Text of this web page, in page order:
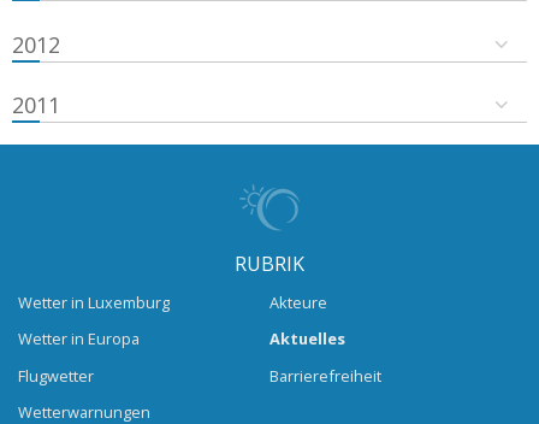
2012
2011
RUBRIK
Wetter in Luxemburg
Wetter in Europa
Flugwetter
Wetterwarnungen
Akteure
Aktuelles
Barrierefreiheit